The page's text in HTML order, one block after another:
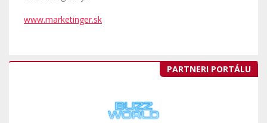
www.marketinger.sk
PARTNERI PORTÁLU